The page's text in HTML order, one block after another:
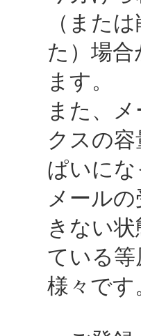
（また
た）場
ます。
また、
クスの
ぱいに
メール
きない
ている
様々です